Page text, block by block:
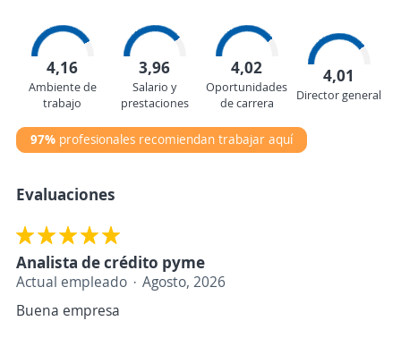
4,16
Ambiente de
trabajo
3,96
Salario y
prestaciones
4,02
Oportunidades
de carrera
4,01
Director general
97% profesionales recomiendan trabajar aquí
Evaluaciones
Analista de crédito pyme
Actual empleado
Agosto, 2026
Buena empresa